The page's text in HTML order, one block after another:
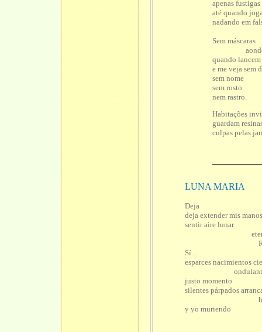
apenas
até quando
nadando em
Sem máscaras
aonde
quando
e me veja sem
sem nome
sem rosto
nem rastro.
Habitações
guardam
culpas pelas
LUNA MARIA
Deja
deja extender mis
sentir aire lunar
eternas
Sí...
esparces nacimientos
ondulante
justo momento
silentes párpados
y yo muriendo